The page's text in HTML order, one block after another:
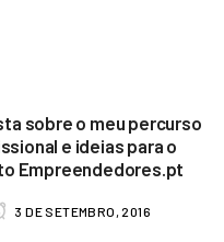
sobre o meu percurso
e ideias para o
Empreendedores.pt
3 DE SETEMBRO, 2016